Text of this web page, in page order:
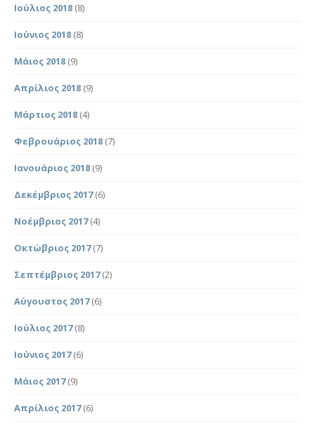
Ιούλιος 2018 (8)
Ιούνιος 2018 (8)
Μάιος 2018 (9)
Απρίλιος 2018 (9)
Μάρτιος 2018 (4)
Φεβρουάριος 2018 (7)
Ιανουάριος 2018 (9)
Δεκέμβριος 2017(6)
Νοέμβριος 2017(4)
Οκτώβριος 2017(7)
Σεπτέμβριος 2017(2)
Αύγουστος 2017(6)
Ιούλιος 2017(8)
Ιούνιος 2017(6)
Μάιος 2017(9)
Απρίλιος 2017(6)